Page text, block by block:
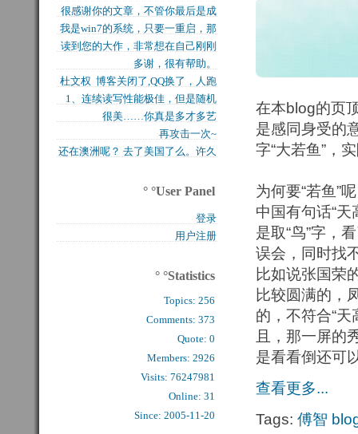
在本blog的页
是感同身受的
字“大若鱼”，
为何要“若鱼”
中国有句话“
是取“鸟”字，
误会，同时找
比如说张国荣
比较圆满的，
的，不符合“
且，那一屏
是看看倒还可
查看更多...
Tags: 傅智
历史上是绝无仅有的，...
很感谢你的文章，不管你最后是成
功还是失败，能让后来...
我是win7的系统，只要一重启，那
块MFT盘就无法...
读到您的大作，非常想在自己刚刚
买的固态硬盘上试试，...
多谢，很有帮助。
杜文权 博客关闭了,QQ换了，人跑
了 新的QQ...
1、连续读写性能极佳，但是随机
写入性能极差（这对于...
很美……你真是多才多艺
再攻击一次~
还在澳洲呢？ 去了美国了么。许久
° °User Panel
登录
用户注册
° °Statistics
Topics:256
Comments: 373
Quote: 0
Members: 2926
Visits: 76247981
Online: 31
Since: 2005-11-20